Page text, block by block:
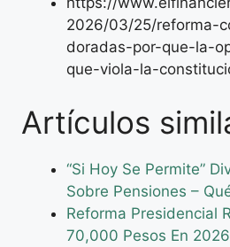
2026/03/25/reforma-
doradas-por-que-la-
que-viola-la-
Artículos
“Si Hoy Se Permite”
Sobre Pensiones –
Reforma Presidencial
70,000 Pesos En